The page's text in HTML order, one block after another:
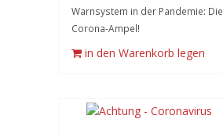
Warnsystem in der Pandemie: Die
Corona-Ampel!
in den Warenkorb legen